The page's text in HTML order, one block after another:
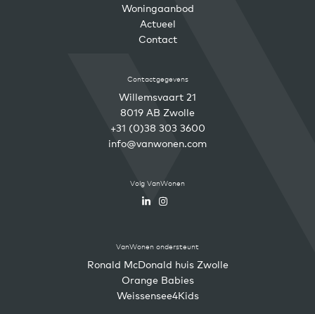
Woningaanbod
Actueel
Contact
Contactgegevens
Willemsvaart 21
8019 AB Zwolle
+31 (0)38 303 3600
info@vanwonen.com
Volg VanWonen
VanWonen ondersteunt
Ronald McDonald huis Zwolle
Orange Babies
Weissensee4Kids